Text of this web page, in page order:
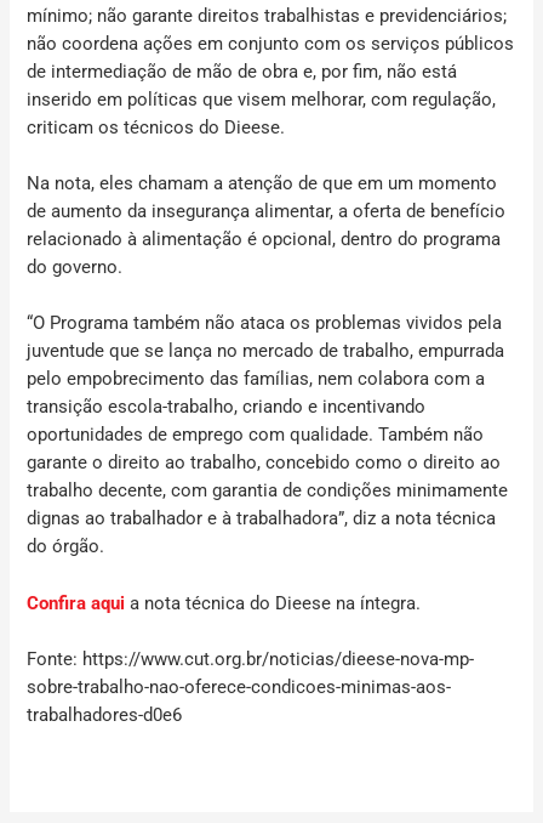
mínimo; não garante direitos trabalhistas e previdenciários;
não coordena ações em conjunto com os serviços públicos
de intermediação de mão de obra e, por fim, não está
inserido em políticas que visem melhorar, com regulação,
criticam os técnicos do Dieese.
Na nota, eles chamam a atenção de que em um momento
de aumento da insegurança alimentar, a oferta de benefício
relacionado à alimentação é opcional, dentro do programa
do governo.
“O Programa também não ataca os problemas vividos pela
juventude que se lança no mercado de trabalho, empurrada
pelo empobrecimento das famílias, nem colabora com a
transição escola-trabalho, criando e incentivando
oportunidades de emprego com qualidade. Também não
garante o direito ao trabalho, concebido como o direito ao
trabalho decente, com garantia de condições minimamente
dignas ao trabalhador e à trabalhadora”, diz a nota técnica
do órgão.
Confira aquia nota técnica do Dieese na íntegra.
Fonte: https://www.cut.org.br/noticias/dieese-nova-mp-
sobre-trabalho-nao-oferece-condicoes-minimas-aos-
trabalhadores-d0e6